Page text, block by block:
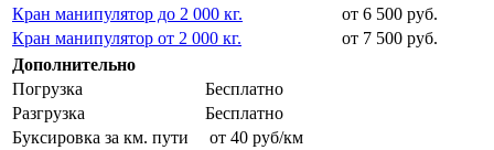
Кран манипулятор до 2 000 кг.
от 6 500 руб.
Кран манипулятор от 2 000 кг.
от 7 500 руб.
Дополнительно
Погрузка
Бесплатно
Разгрузка
Бесплатно
Буксировка за км. пути
от 40 руб/км